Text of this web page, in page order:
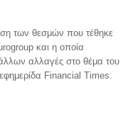
των θεσμών που τέθηκε
και η οποία
αλλαγές στο θέμα του
Financial Times.